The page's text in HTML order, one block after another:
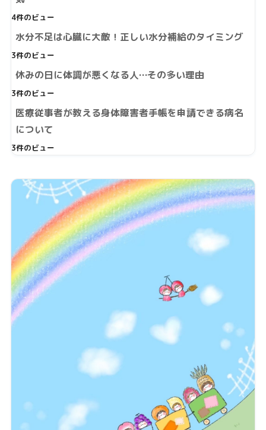
4件のビュー
水分不足は心臓に大敵！正しい水分補給のタイミング
3件のビュー
休みの日に体調が悪くなる人…その多い理由
3件のビュー
医療従事者が教える身体障害者手帳を申請できる病名
について
3件のビュー